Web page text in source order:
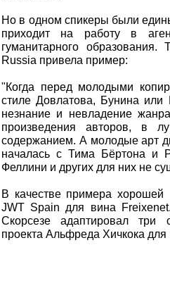
Но в одном спикеры были
приходит на работу в
гуманитарного
Russia привела пример:
"Когда перед молодыми
стиле Довлатова, Бунина
незнание и невладение
произведения авторов, в
содержанием. А молодые арт
началась с Тима Бёртона и
Феллини и других для них не
В качестве примера
JWT Spain для вина
Скорсезе адаптировал три
проекта Альфреда Хичкока